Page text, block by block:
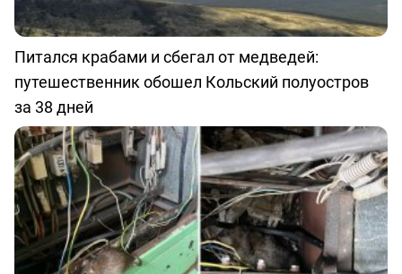
Питался крабами и сбегал от медведей:
путешественник обошел Кольский полуостров
за 38 дней